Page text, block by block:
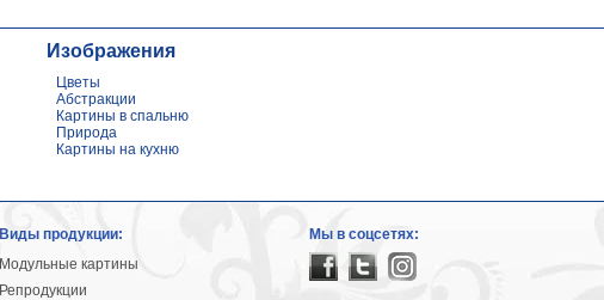
Изображения
Цветы
Абстракции
Картины в спальню
Природа
Картины на кухню
Виды продукции:
Модульные картины
Репродукции
Мы в соцсетях: